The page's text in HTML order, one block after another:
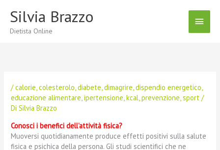
contenuto
Silvia Brazzo
Dietista Online
Menu
/calorie,colesterolo,diabete,dimagrire,dispendio energetico,
educazione alimentare,ipertensione,kcal,prevenzione,sport /
DiSilvia Brazzo
Conosci i benefici dell’attività fisica?
Muoversi quotidianamente produce effetti positivi sulla salute
fisica e psichica della persona. Gli studi scientifici che ne